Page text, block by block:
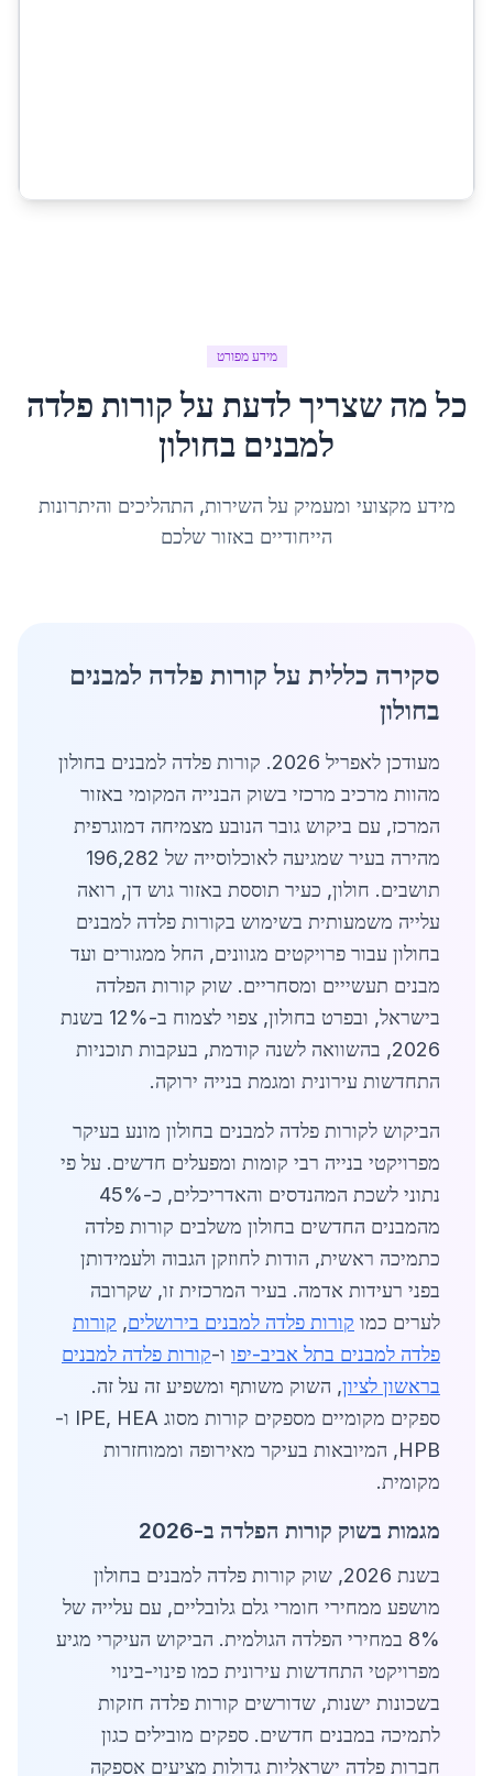
מידע מפורט
כל מה שצריך לדעת עלקורות פלדה
למבנים בחולון
מידע מקצועי ומעמיק על השירות, התהליכים והיתרונות
הייחודיים באזור שלכם
סקירה כללית על קורות פלדה למבנים
בחולון
מעודכן לאפריל 2026. קורות פלדה למבנים בחולון
מהוות מרכיב מרכזי בשוק הבנייה המקומי באזור
המרכז, עם ביקוש גובר הנובע מצמיחה דמוגרפית
מהירה בעיר שמגיעה לאוכלוסייה של 196,282
תושבים. חולון, כעיר תוססת באזור גוש דן, רואה
עלייה משמעותית בשימוש בקורות פלדה למבנים
בחולון עבור פרויקטים מגוונים, החל ממגורים ועד
מבנים תעשייים ומסחריים. שוק קורות הפלדה
בישראל, ובפרט בחולון, צפוי לצמוח ב-12% בשנת
2026, בהשוואה לשנה קודמת, בעקבות תוכניות
התחדשות עירונית ומגמת בנייה ירוקה.
הביקוש לקורות פלדה למבנים בחולון מונע בעיקר
מפרויקטי בנייה רבי קומות ומפעלים חדשים. על פי
נתוני לשכת המהנדסים והאדריכלים, כ-45%
מהמבנים החדשים בחולון משלבים קורות פלדה
כתמיכה ראשית, הודות לחוזקן הגבוה ולעמידותן
בפני רעידות אדמה. בעיר המרכזית זו, שקרובה
לערים כמו קורות פלדה למבנים בירושלים, קורות
פלדה למבנים בתל אביב-יפו ו-קורות פלדה למבנים
בראשון לציון, השוק משותף ומשפיע זה על זה.
ספקים מקומיים מספקים קורות מסוג IPE, HEA ו-
HPB, המיובאות בעיקר מאירופה וממוחזרות
מקומית.
מגמות בשוק קורות הפלדה ב-2026
בשנת 2026, שוק קורות פלדה למבנים בחולון
מושפע ממחירי חומרי גלם גלובליים, עם עלייה של
8% במחירי הפלדה הגולמית. הביקוש העיקרי מגיע
מפרויקטי התחדשות עירונית כמו פינוי-בינוי
בשכונות ישנות, שדורשים קורות פלדה חזקות
לתמיכה במבנים חדשים. ספקים מובילים כגון
חברות פלדה ישראליות גדולות מציעים אספקה